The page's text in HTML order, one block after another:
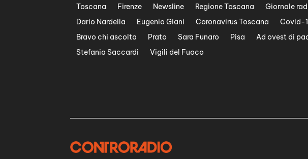
Toscana Firenze Newsline Regione Toscana Giornale
Dario Nardella
Eugenio Giani Coronavirus Toscana Covid-
Bravo chi ascolta
Prato Sara Funaro Pisa Ad ovest di
Stefania Saccardi
Vigili del Fuoco